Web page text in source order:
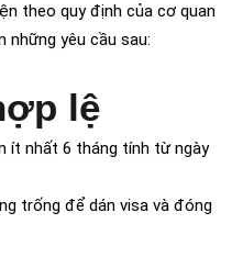
theo quy định của cơ quan
những yêu cầu sau:
lệ
ít nhất 6 tháng tính từ ngày
trống để dán visa và đóng